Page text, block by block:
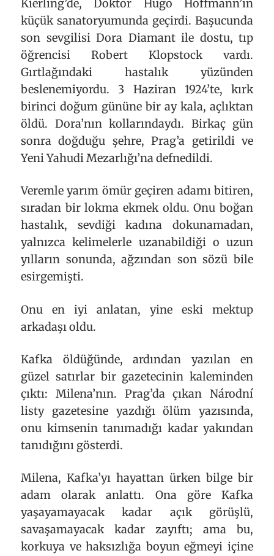
Kierling’de, Doktor Hugo Hoffmann’ın
küçük sanatoryumunda geçirdi. Başucunda
son sevgilisi Dora Diamant ile dostu, tıp
öğrencisi Robert Klopstock vardı.
Gırtlağındaki hastalık yüzünden
beslenemiyordu. 3 Haziran 1924’te, kırk
birinci doğum gününe bir ay kala, açlıktan
öldü. Dora’nın kollarındaydı. Birkaç gün
sonra doğduğu şehre, Prag’a getirildi ve
Yeni Yahudi Mezarlığı’na defnedildi.
Veremle yarım ömür geçiren adamı bitiren,
sıradan bir lokma ekmek oldu. Onu boğan
hastalık, sevdiği kadına dokunamadan,
yalnızca kelimelerle uzanabildiği o uzun
yılların sonunda, ağzından son sözü bile
esirgemişti.
Onu en iyi anlatan, yine eski mektup
arkadaşı oldu.
Kafka öldüğünde, ardından yazılan en
güzel satırlar bir gazetecinin kaleminden
çıktı: Milena’nın. Prag’da çıkan Národní
listy gazetesine yazdığı ölüm yazısında,
onu kimsenin tanımadığı kadar yakından
tanıdığını gösterdi.
Milena, Kafka’yı hayattan ürken bilge bir
adam olarak anlattı. Ona göre Kafka
yaşayamayacak kadar açık görüşlü,
savaşamayacak kadar zayıftı; ama bu,
korkuya ve haksızlığa boyun eğmeyi içine